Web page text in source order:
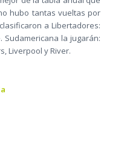
hubo tantas vueltas por
a Libertadores:
Sudamericana la jugarán:
Liverpool y River.